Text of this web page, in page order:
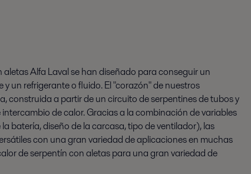
Alfa Laval se han diseñado para conseguir un
un refrigerante o fluido. El "corazón" de nuestros
construida a partir de un circuito de serpentines de tubos y
de calor. Gracias a la combinación de variables
batería, diseño de la carcasa, tipo de ventilador), las
con una gran variedad de aplicaciones en muchas
de serpentín con aletas para una gran variedad de